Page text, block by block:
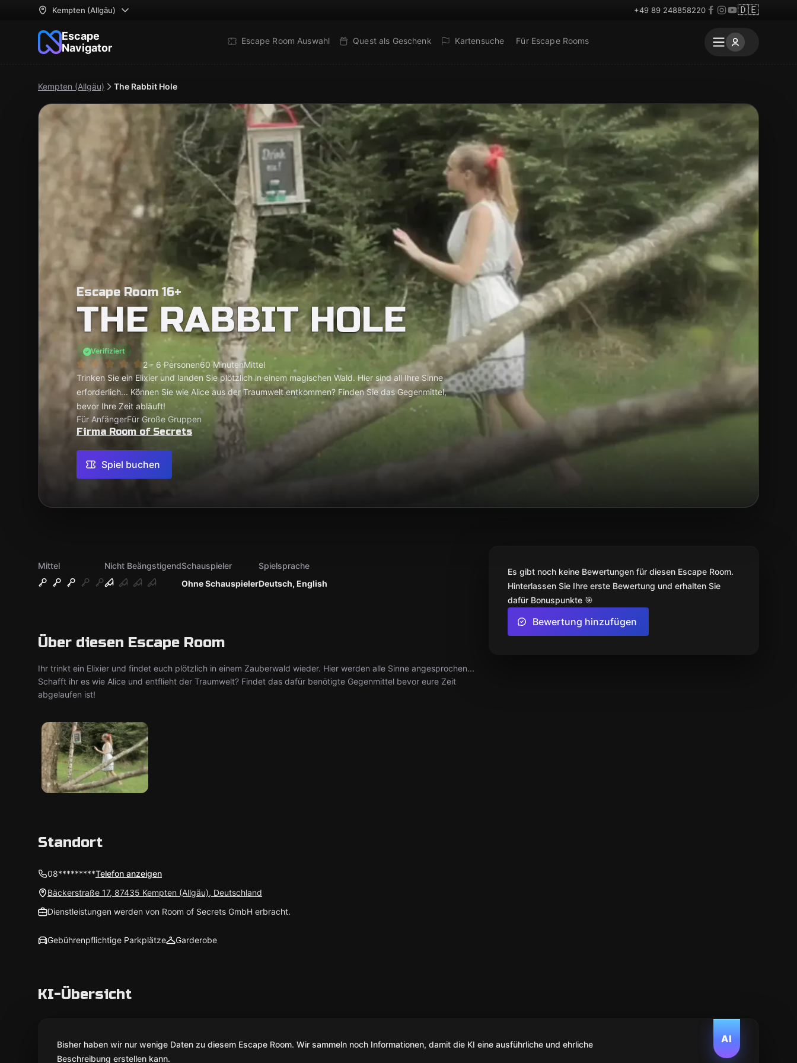
Kempten (Allgäu) +49 89 248858220 🇩🇪
Escape
Navigator
Escape Room Auswahl Quest als Geschenk Kartensuche Für Escape Rooms
Kempten (Allgäu) The Rabbit Hole
Escape Room 16+
THE RABBIT HOLE
Verifiziert
2 - 6 Personen60 MinutenMittel
Trinken Sie ein Elixier und landen Sie plötzlich in einem magischen Wald. Hier sind all Ihre Sinne
erforderlich... Können Sie wie Alice aus der Traumwelt entkommen? Finden Sie das Gegenmittel,
bevor Ihre Zeit abläuft!
Für AnfängerFür Große Gruppen
Firma Room of Secrets
Spiel buchen
Mittel
Nicht Beängstigend
Ohne Schauspieler
Schauspieler
Deutsch, English
Spielsprache
Über diesen Escape Room
Ihr trinkt ein Elixier und findet euch plötzlich in einem Zauberwald wieder. Hier werden alle Sinne angesprochen...
Schafft ihr es wie Alice und entflieht der Traumwelt? Findet das dafür benötigte Gegenmittel bevor eure Zeit
abgelaufen ist!
Es gibt noch keine Bewertungen für diesen Escape Room.
Hinterlassen Sie Ihre erste Bewertung und erhalten Sie
dafür Bonuspunkte 🎯
Bewertung hinzufügen
Standort
08*********Telefon anzeigen
Bäckerstraße 17, 87435 Kempten (Allgäu), Deutschland
Dienstleistungen werden von Room of Secrets GmbH erbracht.
Gebührenpflichtige Parkplätze Garderobe
KI-Übersicht
AI
Bisher haben wir nur wenige Daten zu diesem Escape Room. Wir sammeln noch Informationen, damit die KI eine ausführliche und ehrliche
Beschreibung erstellen kann.